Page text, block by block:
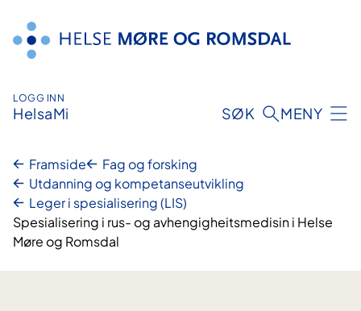
innhald
LOGG INN
HelsaMi SØK MENY
Framside
Fag og forsking
Utdanning og kompetanseutvikling
Leger i spesialisering (LIS)
Spesialisering i rus- og avhengigheitsmedisin i Helse
Møre og Romsdal